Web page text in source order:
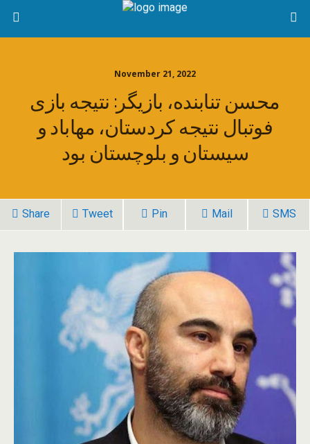
November 21, 2022
محسن تنابنده، بازیگر: نتیجه بازی
فوتبال نتیجه کردستان، مهاباد و
سیستان و بلوچستان بود
Share Tweet Pin Mail SMS